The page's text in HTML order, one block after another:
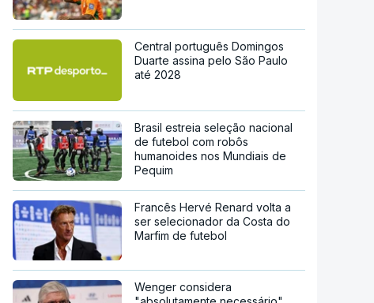
Central português Domingos
Duarte assina pelo São Paulo
até 2028
Brasil estreia seleção nacional
de futebol com robôs
humanoides nos Mundiais de
Pequim
Francês Hervé Renard volta a
ser selecionador da Costa do
Marfim de futebol
Wenger considera